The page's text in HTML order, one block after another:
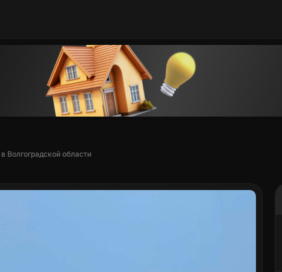
Волгоградской области